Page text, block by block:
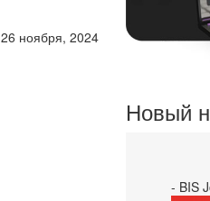
26 ноября, 2024
Новый
- BIS